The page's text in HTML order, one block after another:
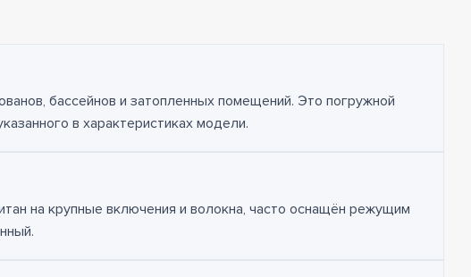
бассейнов и затопленных помещений. Это погружной
в характеристиках модели.
на крупные включения и волокна, часто оснащён режущим